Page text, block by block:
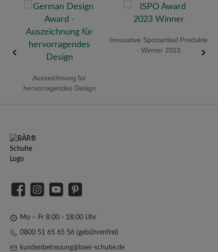
Auszeichnung für
hervorragendes Design
Innovative Sportartikel Produkte
- Winner 2023
FacebookInstagramYouTubePinterest
Mo – Fr 8:00 - 18:00 Uhr
0800 51 65 65 56 (gebührenfrei)
kundenbetreuung@baer-schuhe.de